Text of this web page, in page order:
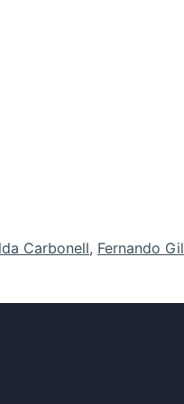
Carbonell, Fernando Gil